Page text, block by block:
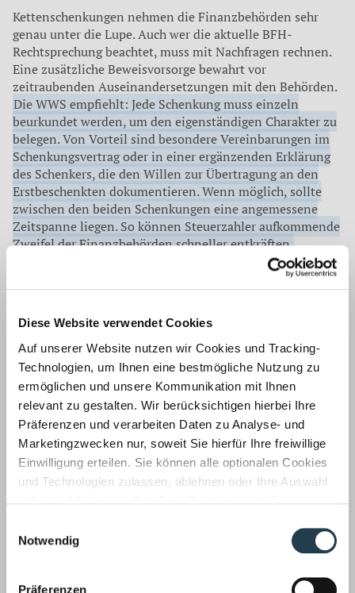
Diese Website verwendet Cookies
Auf unserer Website nutzen wir Cookies und Tracking-
Technologien, um Ihnen eine bestmögliche Nutzung zu
ermöglichen und unsere Kommunikation mit Ihnen
relevant zu gestalten. Wir berücksichtigen hierbei Ihre
Präferenzen und verarbeiten Daten zu Analyse- und
Marketingzwecken nur, soweit Sie hierfür Ihre freiwillige
Einwilligung erteilen. Sie können alle optionalen Cookies
und Technologien zulassen, ablehnen oder Ihre Auswahl
Informationen zu von uns und Drittanbietern eingesetzten
Technologien sowie zum Widerruf finden Sie in unserer
Notwendig
Präferenzen
Kettenschenkungen nehmen die Finanzbehörden sehr
genau unter die Lupe. Auch wer die aktuelle BFH-
Rechtsprechung beachtet, muss mit Nachfragen rechnen.
Eine zusätzliche Beweisvorsorge bewahrt vor
zeitraubenden Auseinandersetzungen mit den Behörden.
Die WWS empfiehlt: Jede Schenkung muss einzeln
beurkundet werden, um den eigenständigen Charakter zu
belegen. Von Vorteil sind besondere Vereinbarungen im
Schenkungsvertrag oder in einer ergänzenden Erklärung
des Schenkers, die den Willen zur Übertragung an den
Erstbeschenkten dokumentieren. Wenn möglich, sollte
zwischen den beiden Schenkungen eine angemessene
Zeitspanne liegen. So können Steuerzahler aufkommende
Zweifel der Finanzbehörden schneller entkräften.
Korrespondenz mit:
Dr. Stephanie Thomas
Rechtsanwältin / Steuerberaterin
Fax: 02166 971-200